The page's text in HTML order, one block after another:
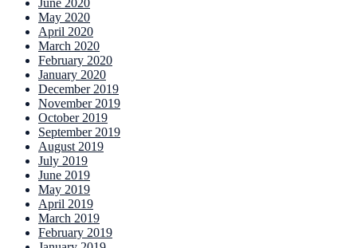
June 2020
May 2020
April 2020
March 2020
February 2020
January 2020
December 2019
November 2019
October 2019
September 2019
August 2019
July 2019
June 2019
May 2019
April 2019
March 2019
February 2019